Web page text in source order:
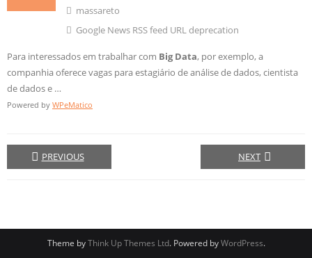
massareto
Google News RSS feed URL deprecation
Para interessados em trabalhar com Big Data, por exemplo, a
companhia oferece vagas para estagiário de análise de dados, cientista
de dados e …
Powered by WPeMatico
PREVIOUS NEXT
Theme byThink Up Themes Ltd. Powered byWordPress.